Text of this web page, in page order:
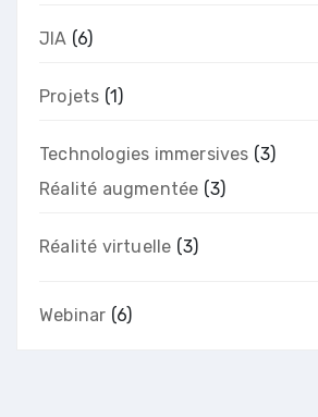
JIA (6)
Projets (1)
Technologies immersives (3)
Réalité augmentée (3)
Réalité virtuelle (3)
Webinar (6)